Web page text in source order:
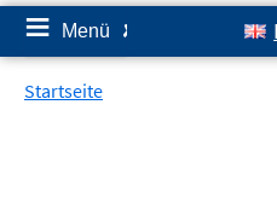
≡ Menü ✘
Startseite